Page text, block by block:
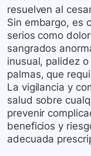
resuelven al
Sin embargo, es
serios como
sangrados
inusual, palidez
palmas, que
La vigilancia y
salud sobre
prevenir
beneficios y
adecuada